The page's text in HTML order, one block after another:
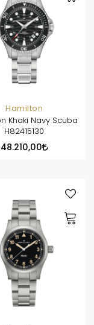
Hamilton
Khaki Navy Scuba
H82415130
48.210,00